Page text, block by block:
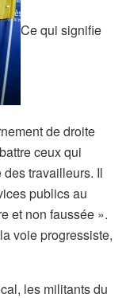
Ce qui signifie
de droite
ceux qui
des travailleurs. Il
publics au
et non faussée ».
voie progressiste,
les militants du